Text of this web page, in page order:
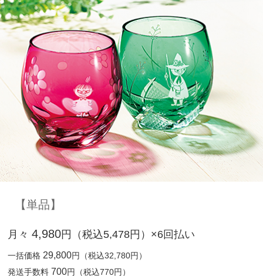
【単品】
月々4,980円（税込5,478円）×6回払い
一括価格 29,800円（税込32,780円）
発送手数料 700円（税込770円）